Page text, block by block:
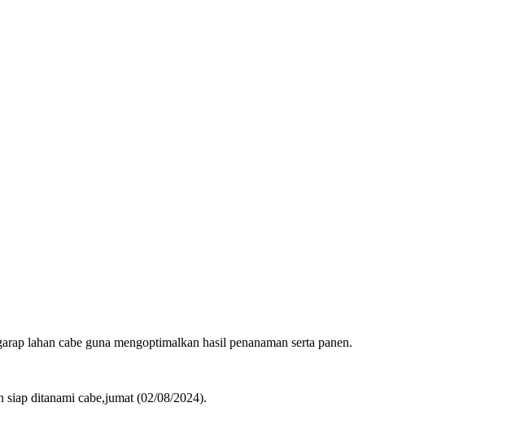
lahan cabe guna mengoptimalkan hasil penanaman serta panen.
siap ditanami cabe,jumat (02/08/2024).